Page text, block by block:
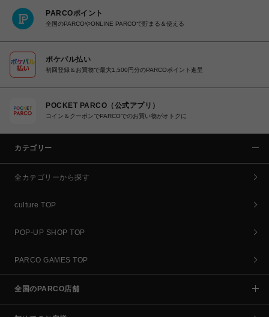
PARCOポイント
全国のPARCOやONLINE PARCOで貯まる＆使える
ポケパル払い
初回登録＆お買物で最大1,500円分のPARCOポイント進呈
POCKET PARCO（公式アプリ）
コイン＆クーポンでPARCOでのお買い物がオトクに
カテゴリー
全カテゴリーから探す
culture TOP
POP-UP SHOP TOP
PARCO GAMES TOP
全国のPARCO店舗